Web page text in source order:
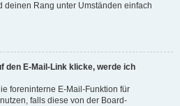
deinen Rang unter Umständen einfach
den E-Mail-Link klicke, werde ich
foreninterne E-Mail-Funktion für
falls diese von der Board-